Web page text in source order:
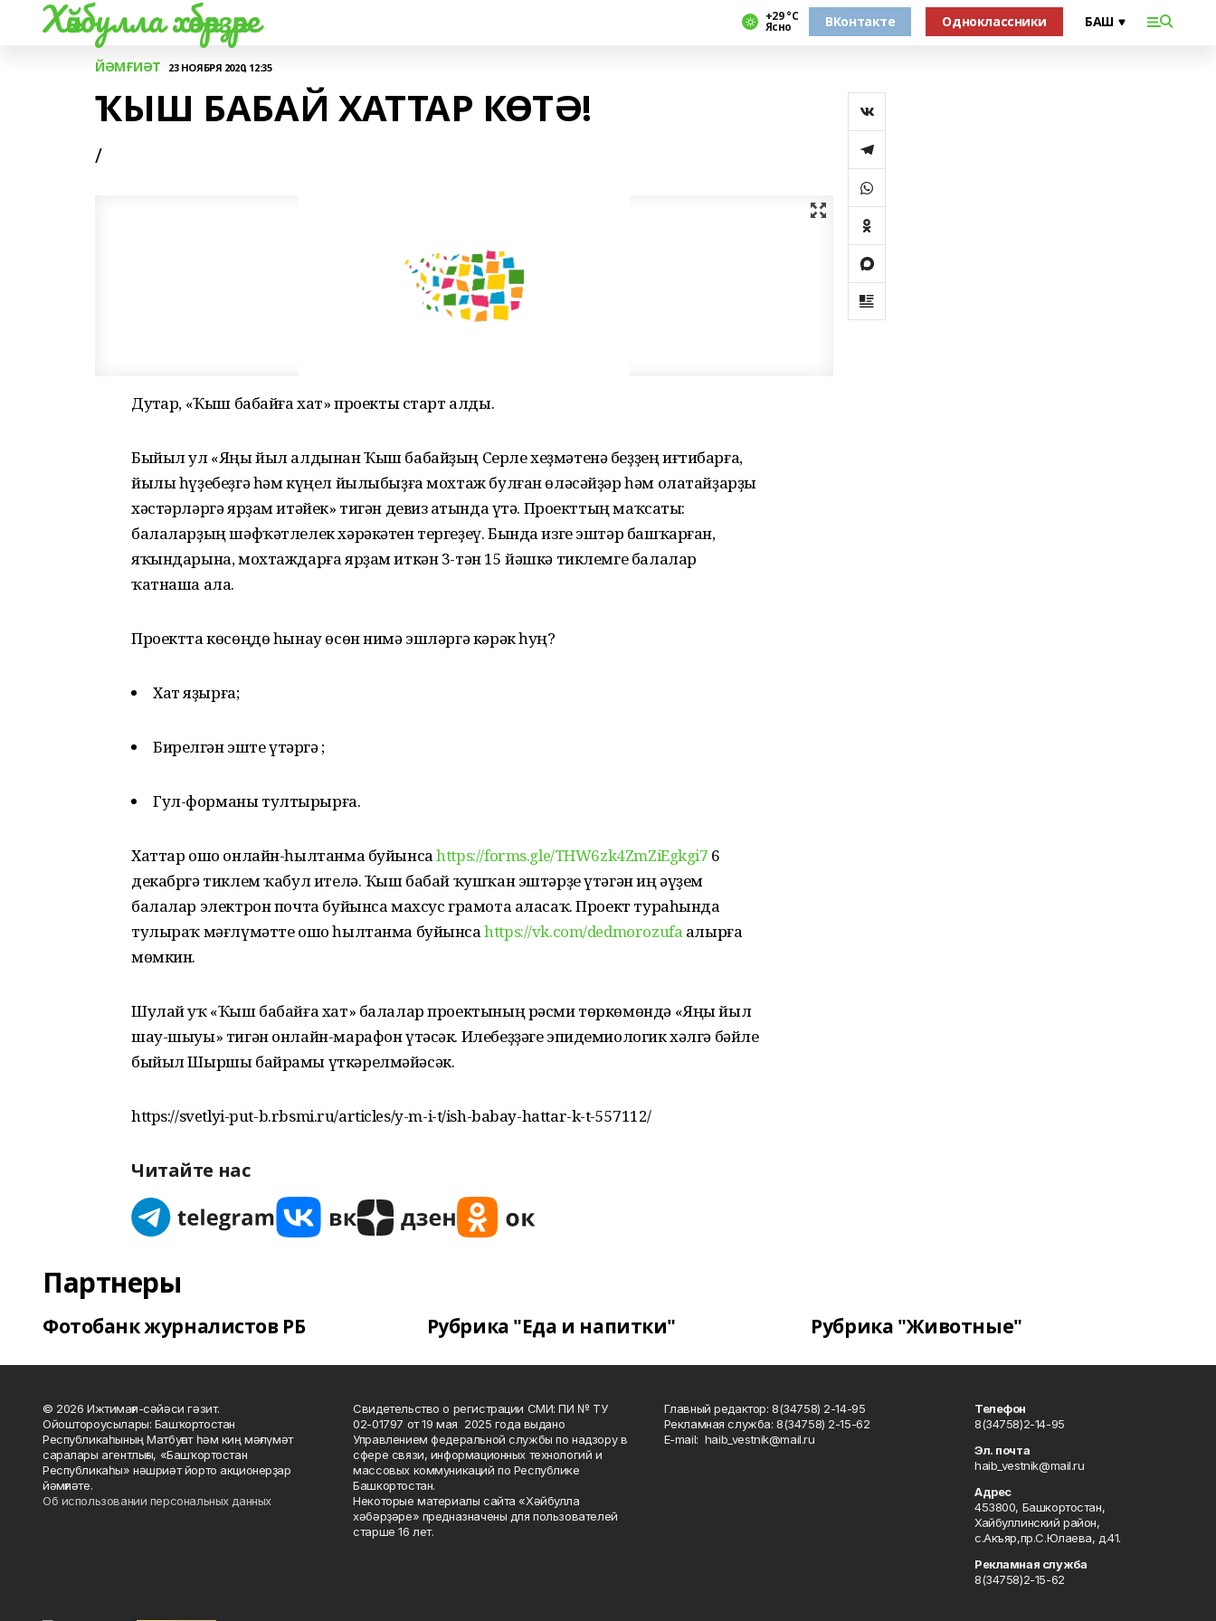
Хәйбулла хәбәрҙәре +29 °С
Ясно ВКонтакте Одноклассники
ЙӘМҒИӘТ 23 НОЯБРЯ 2020, 12:35
ҠЫШ БАБАЙ ХАТТАР КӨТӘ!
/
Дуҫтар, «Ҡыш бабайға хат» проекты старт алды.
Быйыл ул «Яңы йыл алдынан Ҡыш бабайҙың Серле хеҙмәтенә беҙҙең иғтибарға,
йылы һүҙебеҙгә һәм күңел йылыбыҙға мохтаж булған өләсәйҙәр һәм олатайҙарҙы
хәстәрләргә ярҙам итәйек» тигән девиз аҫтында үтә. Проекттың маҡсаты:
балаларҙың шәфҡәтлелек хәрәкәтен тергеҙеү. Бында изге эштәр башҡарған,
яҡындарына, мохтаждарға ярҙам иткән 3-тән 15 йәшкә тиклемге балалар
ҡатнаша ала.
Проектта көсөңдө һынау өсөн нимә эшләргә кәрәк һуң?
Хат яҙырға;
Бирелгән эште үтәргә ;
Гул-форманы тултырырға.
Хаттар ошо онлайн-һылтанма буйынсаhttps://forms.gle/THW6zk4ZmZiEgkgi7 6
декабргә тиклем ҡабул ителә. Ҡыш бабай ҡушҡан эштәрҙе үтәгән иң әүҙем
балалар электрон почта буйынса махсус грамота аласаҡ. Проект тураһында
тулыраҡ мәғлүмәтте ошо һылтанма буйынсаhttps://vk.com/dedmorozufa алырға
мөмкин.
Шулай уҡ «Ҡыш бабайға хат» балалар проектының рәсми төркөмөндә «Яңы йыл
шау-шыуы» тигән онлайн-марафон үтәсәк. Илебеҙҙәге эпидемиологик хәлгә бәйле
быйыл Шыршы байрамы үткәрелмәйәсәк.
https://svetlyi-put-b.rbsmi.ru/articles/y-m-i-t/ish-babay-hattar-k-t-557112/
Читайте нас
Партнеры
Фотобанк журналистов РБ Рубрика "Еда и напитки" Рубрика "Животные"
© 2026 Ижтимағи-сәйәси гәзит.
Ойоштороусылары: Башҡортостан
Республикаһының Матбуғат һәм киң мәғлүмәт
саралары агентлығы, «Башҡортостан
Республикаһы» нәшриәт йорто акционерҙар
йәмғиәте.
Об использовании персональных данных
Свидетельство о регистрации СМИ: ПИ № ТУ
02-01797 от 19 мая 2025 года выдано
Управлением федеральной службы по надзору в
сфере связи, информационных технологий и
массовых коммуникаций по Республике
Башкортостан.
Некоторые материалы сайта «Хәйбулла
хәбәрҙәре» предназначены для пользователей
старше 16 лет.
Главный редактор: 8(34758) 2-14-95
Рекламная служба: 8(34758) 2-15-62
Е-mаil: haib_vestnik@mail.ru
Телефон
8(34758)2-14-95
Эл. почта
haib_vestnik@mail.ru
Адрес
453800, Башкортостан,
Хайбуллинский район,
с.Акъяр,пр.С.Юлаева, д.41.
Рекламная служба
8(34758)2-15-62